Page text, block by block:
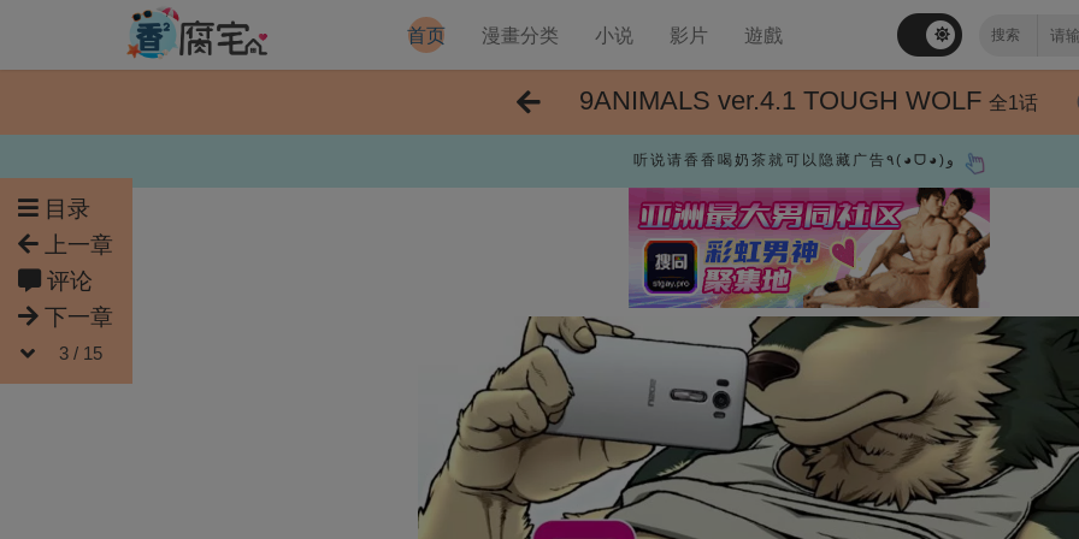
首页 漫畫分类 小说 影片 遊戲
9ANIMALS ver.4.1 TOUGH WOLF 全1话
目录
上一章
评论
下一章